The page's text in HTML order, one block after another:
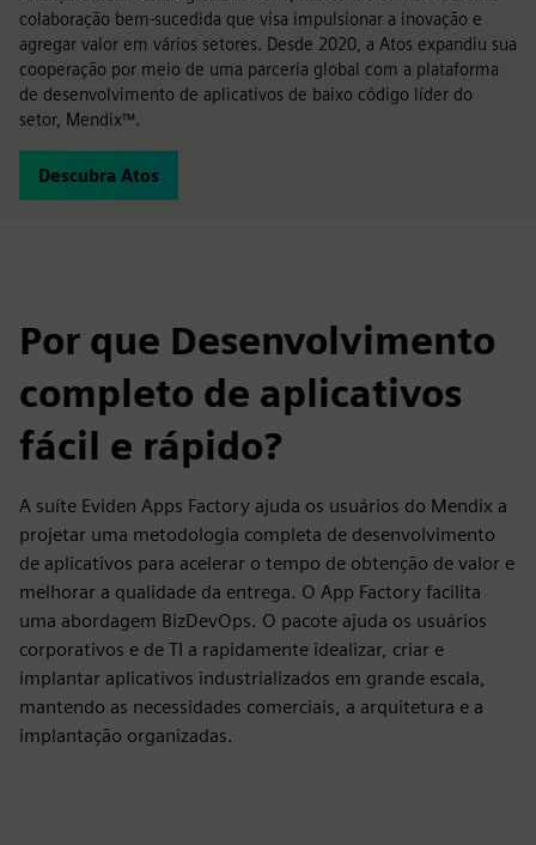
colaboração bem-sucedida que visa impulsionar a inovação e
agregar valor em vários setores. Desde 2020, a Atos expandiu sua
cooperação por meio de uma parceria global com a plataforma
de desenvolvimento de aplicativos de baixo código líder do
setor, Mendix™.
Descubra Atos
Por que Desenvolvimento
completo de aplicativos
fácil e rápido?
A suíte Eviden Apps Factory ajuda os usuários do Mendix a
projetar uma metodologia completa de desenvolvimento
de aplicativos para acelerar o tempo de obtenção de valor e
melhorar a qualidade da entrega. O App Factory facilita
uma abordagem BizDevOps. O pacote ajuda os usuários
corporativos e de TI a rapidamente idealizar, criar e
implantar aplicativos industrializados em grande escala,
mantendo as necessidades comerciais, a arquitetura e a
implantação organizadas.